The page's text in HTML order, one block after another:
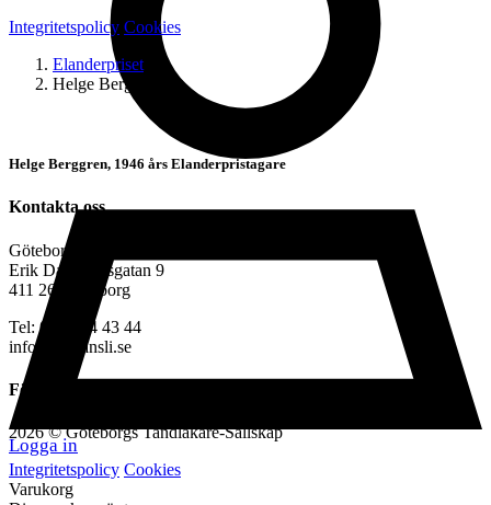
Logga in
Integritetspolicy Cookies
Elanderpriset
Helge Berggren
Helge Berggren, 1946 års Elanderpristagare
Kontakta oss
Göteborgs Tandläkare-Sällskap
Erik Dahlbergsgatan 9
411 26, Göteborg
Tel: 070-924 43 44
info@gtskansli.se
Följ oss på
2026 © Göteborgs Tandläkare-Sällskap
Integritetspolicy Cookies
Varukorg